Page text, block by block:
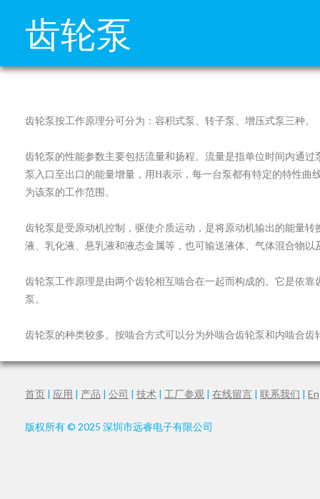
齿轮泵
齿轮泵按工作原理分可分为：容积式泵、转子泵、增压式泵三种。
齿轮泵的性能参数主要包括流量和扬程。流量是指单位时间内通
泵入口至出口的能量增量，用H表示，每一台泵都有特定的特性
为该泵的工作范围。
齿轮泵是受原动机控制，驱使介质运动，是将原动机输出的能量
液、乳化液、悬乳液和液态金属等，也可输送液体、气体混合物以
齿轮泵工作原理是由两个齿轮相互啮合在一起而构成的。它是依
泵。
齿轮泵的种类较多。按啮合方式可以分为外啮合齿轮泵和内啮合
首页 | 应用 | 产品 | 公司 | 技术 | 工厂参观 | 在线留言 | 联系我们 |
版权所有 © 2025 深圳市远睿电子有限公司